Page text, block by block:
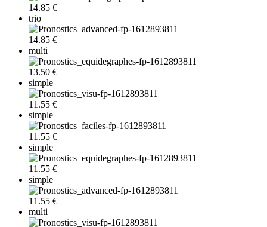
14.85 €
trio
14.85 €
multi
13.50 €
simple
11.55 €
simple
11.55 €
simple
11.55 €
simple
11.55 €
multi